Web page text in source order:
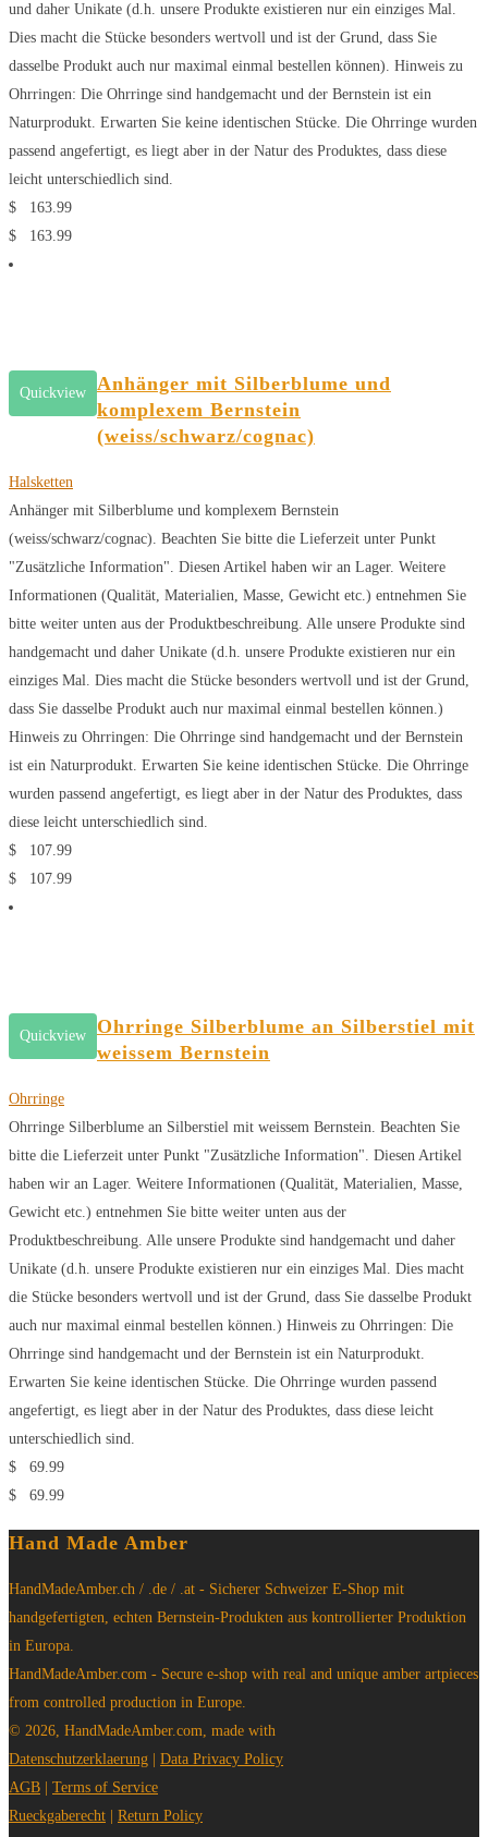
und daher Unikate (d.h. unsere Produkte existieren nur ein einziges Mal.
Dies macht die Stücke besonders wertvoll und ist der Grund, dass Sie
dasselbe Produkt auch nur maximal einmal bestellen können). Hinweis zu
Ohrringen: Die Ohrringe sind handgemacht und der Bernstein ist ein
Naturprodukt. Erwarten Sie keine identischen Stücke. Die Ohrringe wurden
passend angefertigt, es liegt aber in der Natur des Produktes, dass diese
leicht unterschiedlich sind.
$
163.99
$
163.99
Quickview
Anhänger mit Silberblume und
komplexem Bernstein
(weiss/schwarz/cognac)
Halsketten
Anhänger mit Silberblume und komplexem Bernstein
(weiss/schwarz/cognac). Beachten Sie bitte die Lieferzeit unter Punkt
"Zusätzliche Information". Diesen Artikel haben wir an Lager. Weitere
Informationen (Qualität, Materialien, Masse, Gewicht etc.) entnehmen Sie
bitte weiter unten aus der Produktbeschreibung. Alle unsere Produkte sind
handgemacht und daher Unikate (d.h. unsere Produkte existieren nur ein
einziges Mal. Dies macht die Stücke besonders wertvoll und ist der Grund,
dass Sie dasselbe Produkt auch nur maximal einmal bestellen können.)
Hinweis zu Ohrringen: Die Ohrringe sind handgemacht und der Bernstein
ist ein Naturprodukt. Erwarten Sie keine identischen Stücke. Die Ohrringe
wurden passend angefertigt, es liegt aber in der Natur des Produktes, dass
diese leicht unterschiedlich sind.
$
107.99
$
107.99
Quickview
Ohrringe Silberblume an Silberstiel mit
weissem Bernstein
Ohrringe
Ohrringe Silberblume an Silberstiel mit weissem Bernstein. Beachten Sie
bitte die Lieferzeit unter Punkt "Zusätzliche Information". Diesen Artikel
haben wir an Lager. Weitere Informationen (Qualität, Materialien, Masse,
Gewicht etc.) entnehmen Sie bitte weiter unten aus der
Produktbeschreibung. Alle unsere Produkte sind handgemacht und daher
Unikate (d.h. unsere Produkte existieren nur ein einziges Mal. Dies macht
die Stücke besonders wertvoll und ist der Grund, dass Sie dasselbe Produkt
auch nur maximal einmal bestellen können.) Hinweis zu Ohrringen: Die
Ohrringe sind handgemacht und der Bernstein ist ein Naturprodukt.
Erwarten Sie keine identischen Stücke. Die Ohrringe wurden passend
angefertigt, es liegt aber in der Natur des Produktes, dass diese leicht
unterschiedlich sind.
$
69.99
$
69.99
Hand Made Amber
HandMadeAmber.ch / .de / .at - Sicherer Schweizer E-Shop mit
handgefertigten, echten Bernstein-Produkten aus kontrollierter Produktion
in Europa.
HandMadeAmber.com - Secure e-shop with real and unique amber artpieces
from controlled production in Europe.
© 2026, HandMadeAmber.com, made with
Datenschutzerklaerung
Data Privacy Policy
AGB
Terms of Service
Rueckgaberecht
Return Policy